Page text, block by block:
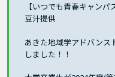
【いつでも青春キャン
豆汁提供
あきた地域学アドバンス
しました！！